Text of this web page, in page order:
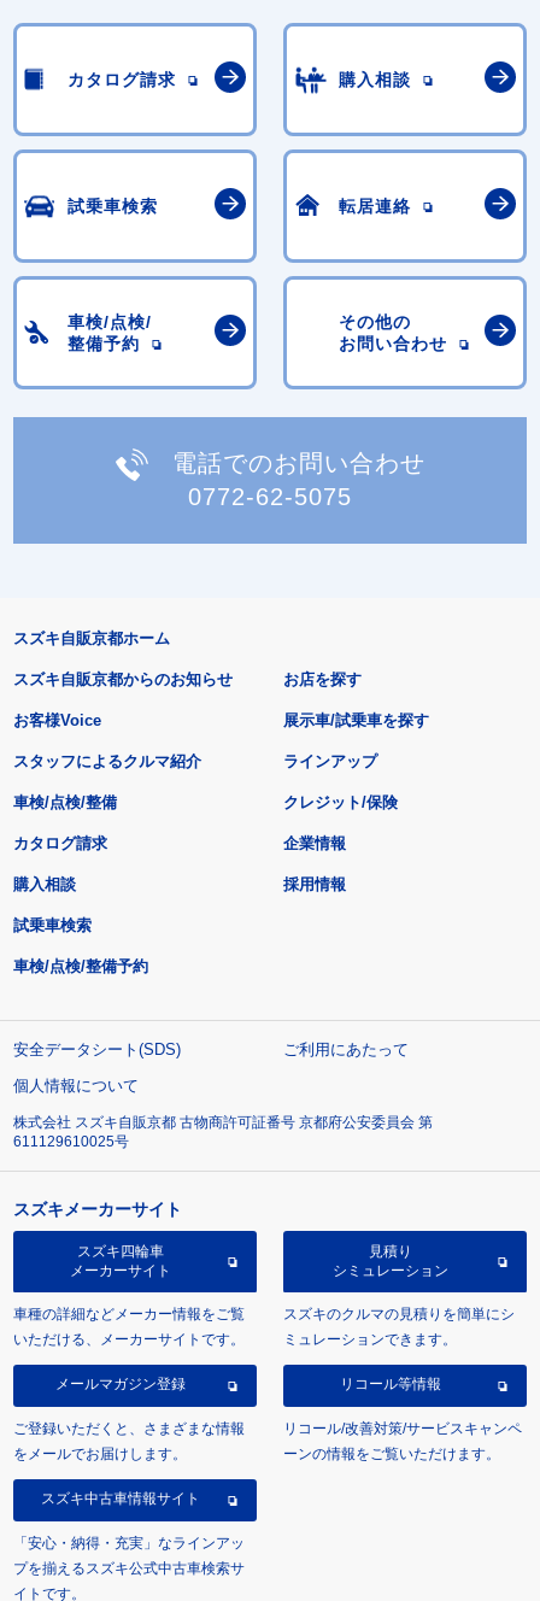
カタログ請求 購入相談
試乗車検索 転居連絡
車検/点検/
整備予約
その他の
お問い合わせ
電話でのお問い合わせ
0772-62-5075
スズキ自販京都ホーム
スズキ自販京都からのお知らせ
お客様Voice
スタッフによるクルマ紹介
お店を探す
展示車/試乗車を探す
ラインアップ
車検/点検/整備 クレジット/保険
カタログ請求
購入相談
試乗車検索
車検/点検/整備予約
企業情報
採用情報
安全データシート(SDS)
ご利用にあたって
個人情報について
株式会社 スズキ自販京都 古物商許可証番号 京都府公安委員会 第
611129610025号
スズキメーカーサイト
スズキ四輪車
メーカーサイト
車種の詳細などメーカー情報をご覧
いただける、メーカーサイトです。
見積り
シミュレーション
スズキのクルマの見積りを簡単にシ
ミュレーションできます。
メールマガジン登録
ご登録いただくと、さまざまな情報
をメールでお届けします。
リコール等情報
リコール/改善対策/サービスキャンペ
ーンの情報をご覧いただけます。
スズキ中古車情報サイト
「安心・納得・充実」なラインアッ
プを揃えるスズキ公式中古車検索サ
イトです。